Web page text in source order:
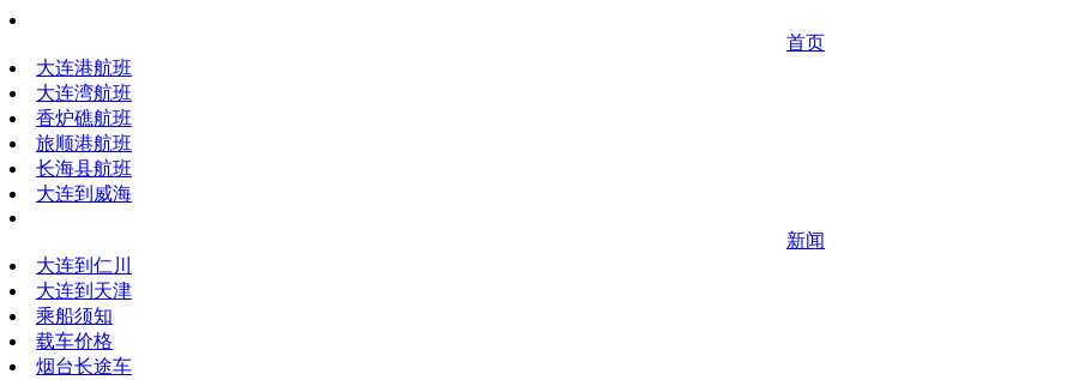
首页
大连港航班
大连湾航班
香炉礁航班
旅顺港航班
长海县航班
大连到威海
新闻
大连到仁川
大连到天津
乘船须知
载车价格
烟台长途车